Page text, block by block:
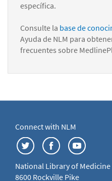
específica.
Consulte la base de
Ayuda de NLM para
frecuentes sobre
Connect with NLM
National Library of Medicine
8600 Rockville Pike